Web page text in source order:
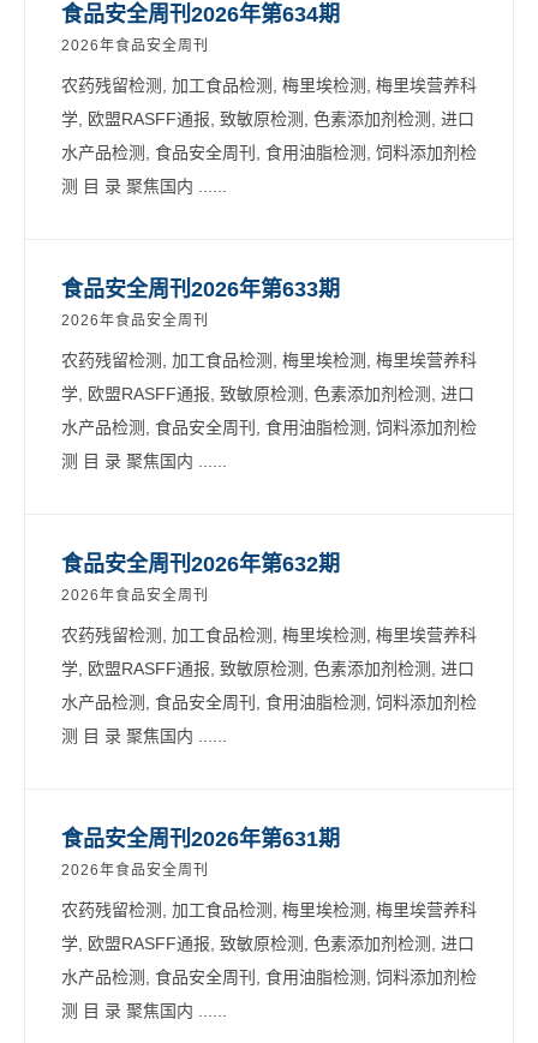
食品安全周刊2026年第634期
2026年食品安全周刊
农药残留检测, 加工食品检测, 梅里埃检测, 梅里埃营养科
学, 欧盟RASFF通报, 致敏原检测, 色素添加剂检测, 进口
水产品检测, 食品安全周刊, 食用油脂检测, 饲料添加剂检
测 目 录 聚焦国内 ......
食品安全周刊2026年第633期
2026年食品安全周刊
农药残留检测, 加工食品检测, 梅里埃检测, 梅里埃营养科
学, 欧盟RASFF通报, 致敏原检测, 色素添加剂检测, 进口
水产品检测, 食品安全周刊, 食用油脂检测, 饲料添加剂检
测 目 录 聚焦国内 ......
食品安全周刊2026年第632期
2026年食品安全周刊
农药残留检测, 加工食品检测, 梅里埃检测, 梅里埃营养科
学, 欧盟RASFF通报, 致敏原检测, 色素添加剂检测, 进口
水产品检测, 食品安全周刊, 食用油脂检测, 饲料添加剂检
测 目 录 聚焦国内 ......
食品安全周刊2026年第631期
2026年食品安全周刊
农药残留检测, 加工食品检测, 梅里埃检测, 梅里埃营养科
学, 欧盟RASFF通报, 致敏原检测, 色素添加剂检测, 进口
水产品检测, 食品安全周刊, 食用油脂检测, 饲料添加剂检
测 目 录 聚焦国内 ......